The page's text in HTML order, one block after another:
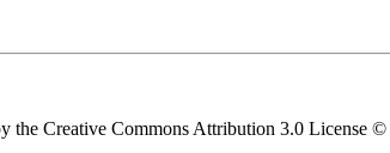
the Creative Commons Attribution 3.0 License ©